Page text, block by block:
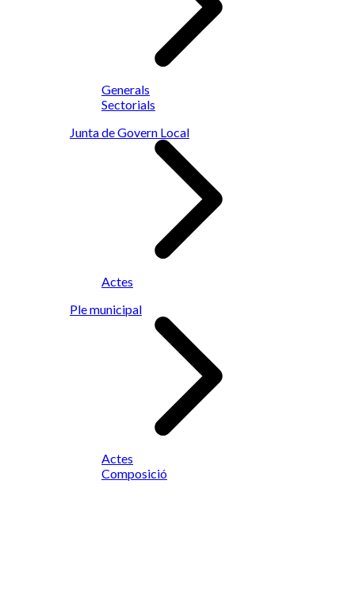
Generals
Sectorials
Junta de Govern Local
Actes
Ple municipal
Actes
Composició